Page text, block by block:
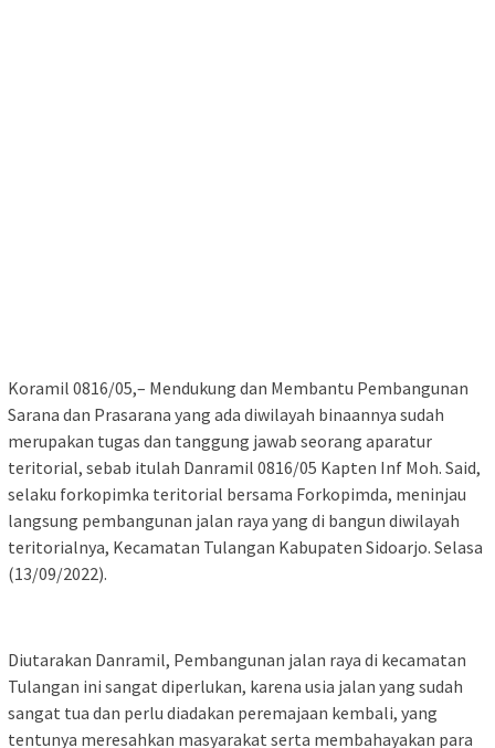
Koramil 0816/05,– Mendukung dan Membantu Pembangunan
Sarana dan Prasarana yang ada diwilayah binaannya sudah
merupakan tugas dan tanggung jawab seorang aparatur
teritorial, sebab itulah Danramil 0816/05 Kapten Inf Moh. Said,
selaku forkopimka teritorial bersama Forkopimda, meninjau
langsung pembangunan jalan raya yang di bangun diwilayah
teritorialnya, Kecamatan Tulangan Kabupaten Sidoarjo. Selasa
(13/09/2022).
Diutarakan Danramil, Pembangunan jalan raya di kecamatan
Tulangan ini sangat diperlukan, karena usia jalan yang sudah
sangat tua dan perlu diadakan peremajaan kembali, yang
tentunya meresahkan masyarakat serta membahayakan para